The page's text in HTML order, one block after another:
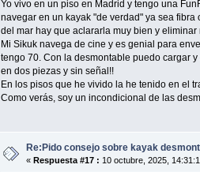
Yo vivo en un piso en Madrid y tengo una
navegar en un kayak "de verdad" ya sea
del mar hay que aclararla muy bien y eliminar
Mi Sikuk navega de cine y es genial para
tengo 70. Con la desmontable puedo cargar
en dos piezas y sin señal!!
En los pisos que he vivido la he tenido en el
Como verás, soy un incondicional de las
Re:Pido consejo sobre kayak
« Respuesta #17 : 10 octubre, 2025,